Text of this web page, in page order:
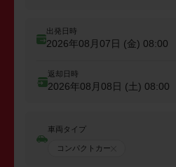
出発日時
2026年08月07日 (金) 08:00
返却日時
2026年08月08日 (土) 08:00
車両タイプ
コンパクトカー